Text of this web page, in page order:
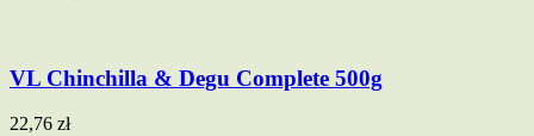
VL Chinchilla & Degu Complete 500g
22,76 zł